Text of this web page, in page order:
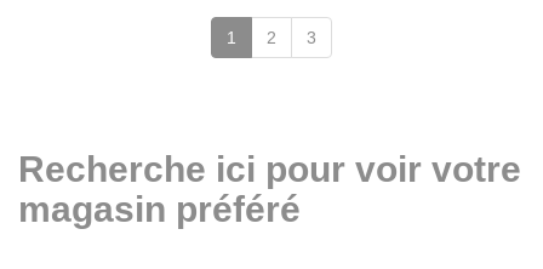
1
(page
en
2 3
Recherche ici pour voir votre
magasin préféré